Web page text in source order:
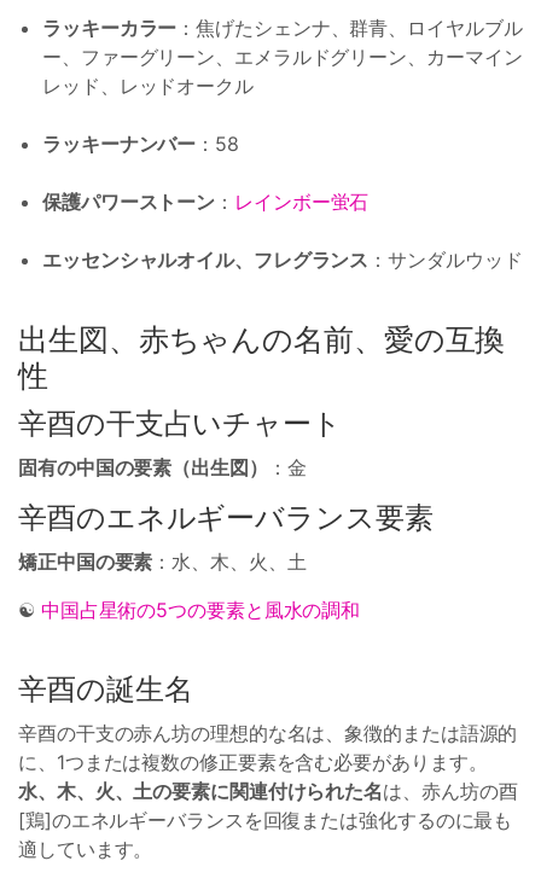
ラッキーカラー ：焦げたシェンナ、群青、ロイヤルブル
ー、ファーグリーン、エメラルドグリーン、カーマイン
レッド、レッドオークル
ラッキーナンバー ：58
保護パワーストーン ： レインボー蛍石
エッセンシャルオイル、フレグランス ：サンダルウッド
出生図、赤ちゃんの名前、愛の互換
性
辛酉の干支占いチャート
固有の中国の要素（出生図） ：金
辛酉のエネルギーバランス要素
矯正中国の要素 ：水、木、火、土
☯ 中国占星術の5つの要素と風水の調和
辛酉の誕生名
辛酉の干支の赤ん坊の理想的な名は、象徴的または語源的
に、1つまたは複数の修正要素を含む必要があります。
水、木、火、土の要素に関連付けられた名は、赤ん坊の酉
[鶏]のエネルギーバランスを回復または強化するのに最も
適しています。